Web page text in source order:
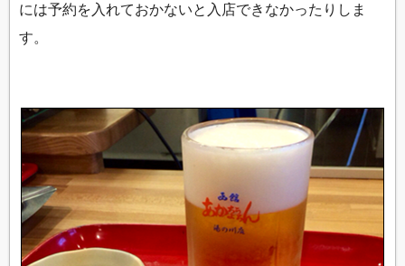
には予約を入れておかないと入店できなかったりしま
す。